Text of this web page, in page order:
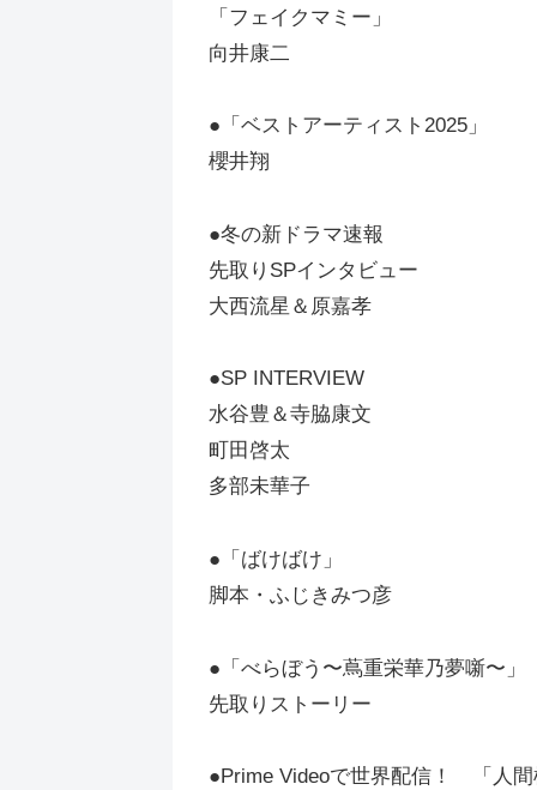
「フェイクマミー」
向井康二
●「ベストアーティスト2025」
櫻井翔
●冬の新ドラマ速報
先取りSPインタビュー
大西流星＆原嘉孝
●SP INTERVIEW
水谷豊＆寺脇康文
町田啓太
多部未華子
●「ばけばけ」
脚本・ふじきみつ彦
●「べらぼう〜蔦重栄華乃夢噺〜」
先取りストーリー
●Prime Videoで世界配信！ 「人間